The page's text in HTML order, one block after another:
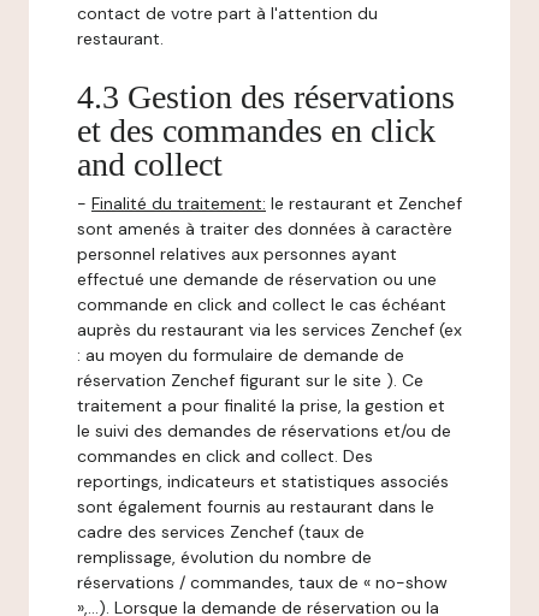
contact de votre part à l'attention du
restaurant.
4.3 Gestion des réservations
et des commandes en click
and collect
- Finalité du traitement: le restaurant et Zenchef
sont amenés à traiter des données à caractère
personnel relatives aux personnes ayant
effectué une demande de réservation ou une
commande en click and collect le cas échéant
auprès du restaurant via les services Zenchef (ex
: au moyen du formulaire de demande de
réservation Zenchef figurant sur le site ). Ce
traitement a pour finalité la prise, la gestion et
le suivi des demandes de réservations et/ou de
commandes en click and collect. Des
reportings, indicateurs et statistiques associés
sont également fournis au restaurant dans le
cadre des services Zenchef (taux de
remplissage, évolution du nombre de
réservations / commandes, taux de « no-show
»,…). Lorsque la demande de réservation ou la